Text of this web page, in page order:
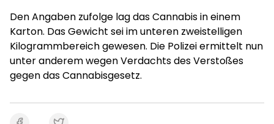
Den Angaben zufolge lag das Cannabis in einem
Karton. Das Gewicht sei im unteren zweistelligen
Kilogrammbereich gewesen. Die Polizei ermittelt nun
unter anderem wegen Verdachts des Verstoßes
gegen das Cannabisgesetz.